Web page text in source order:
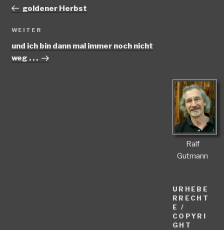
Beitrag
goldener Herbst
Nächster
Beitrag
WEITER
und ich bin dann mal immer noch nicht
weg . . .
Ralf
Gutmann
URHEBE
RRECHT
E /
COPYRI
GHT